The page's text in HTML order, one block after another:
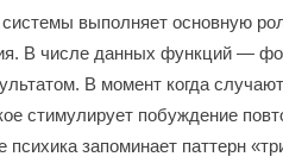
выполняет основную
В числе данных функций —
В момент когда
стимулирует побуждение
психика запоминает паттерн